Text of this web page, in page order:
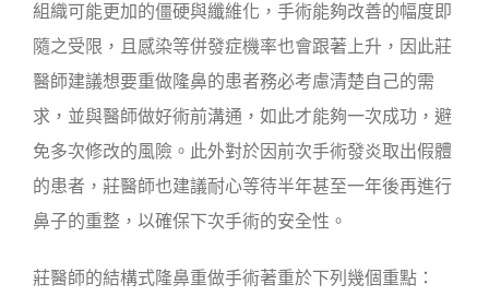
組織可能更加的僵硬與纖維化，手術能夠改善的幅度即
隨之受限，且感染等併發症機率也會跟著上升，因此莊
醫師建議想要重做隆鼻的患者務必考慮清楚自己的需
求，並與醫師做好術前溝通，如此才能夠一次成功，避
免多次修改的風險。此外對於因前次手術發炎取出假體
的患者，莊醫師也建議耐心等待半年甚至一年後再進行
鼻子的重整，以確保下次手術的安全性。
莊醫師的結構式隆鼻重做手術著重於下列幾個重點：